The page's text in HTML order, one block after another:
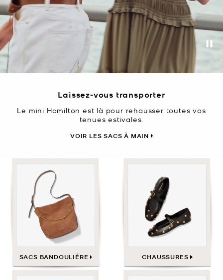
Laissez-vous transporter
Le mini Hamilton est là pour rehausser toutes vos
tenues estivales.
VOIR LES SACS À MAIN
SACS BANDOULIÈRE CHAUSSURES